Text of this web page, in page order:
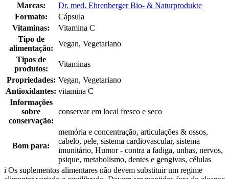
Marcas:
Dr. med. Ehrenberger Bio- & Naturprodukte
Formato:
Cápsula
Vitaminas:
Vitamina C
Tipo de
alimentação:
Vegan, Vegetariano
Tipos de
produtos:
Vitaminas
Propriedades: Vegan, Vegetariano
Antioxidantes: vitamina C
Informações
sobre
conservação:
conservar em local fresco e seco
Bom para:
memória e concentração, articulações & ossos,
cabelo, pele, sistema cardiovascular, sistema
imunitário, Humor - contra a fadiga, unhas, nervos,
psique, metabolismo, dentes e gengivas, células
i Os suplementos alimentares não devem substituir um regime